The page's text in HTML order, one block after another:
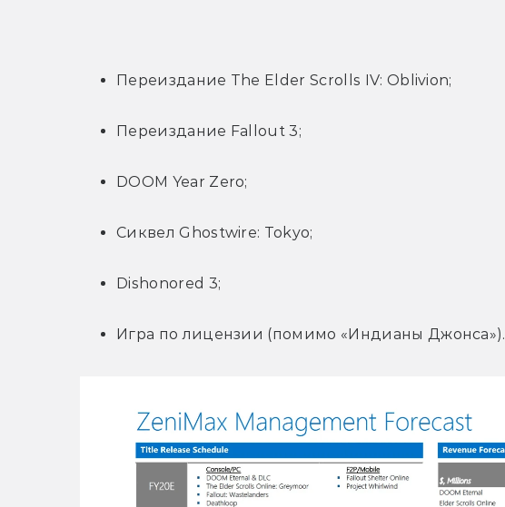
Переиздание The Elder Scrolls IV: Oblivion;
Переиздание Fallout 3;
DOOM Year Zero;
Сиквел Ghostwire: Tokyo;
Dishonored 3;
Игра по лицензии (помимо «Индианы Джонса»).